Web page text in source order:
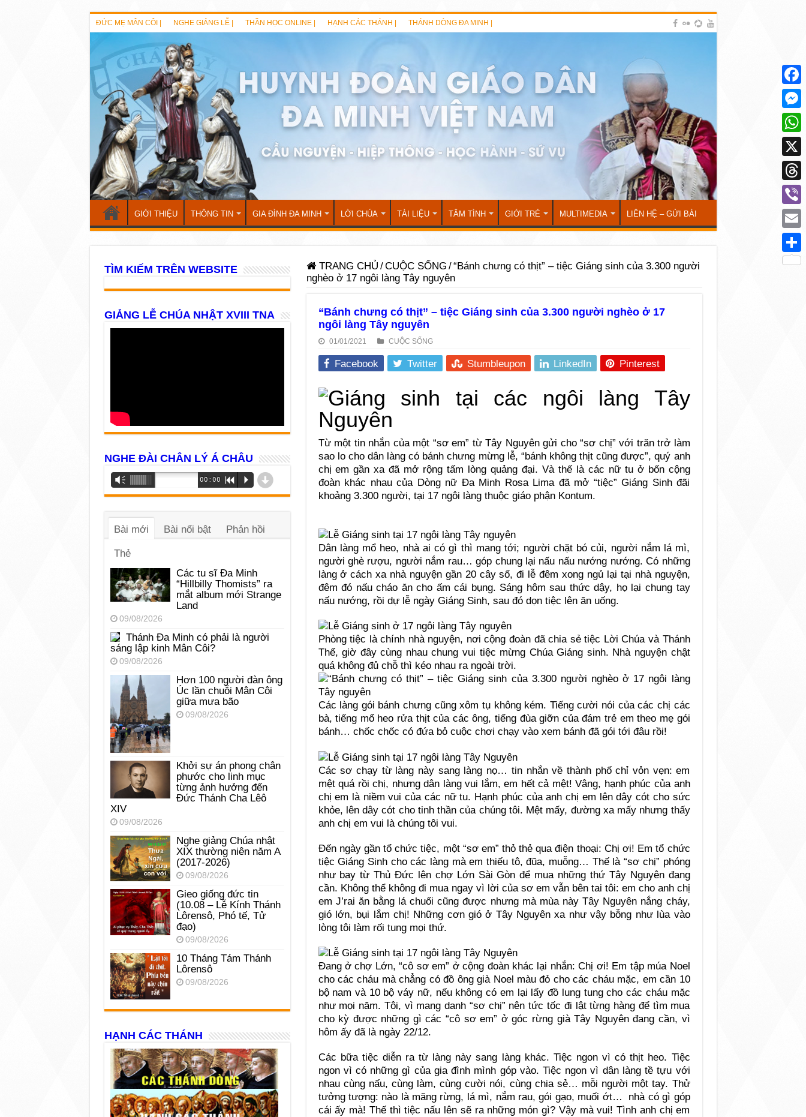
ĐỨC MẸ MÂN CÔI | NGHE GIẢNG LỄ | THẦN HỌC ONLINE | HẠNH CÁC THÁNH | THÁNH DÒNG ĐA MINH |
GIỚI THIỆU THÔNG TIN GIA ĐÌNH ĐA MINH LỜI CHÚA TÀI LIỆU TÂM TÌNH GIỚI TRẺ MULTIMEDIA LIÊN HỆ – GỬI BÀI
TRANG CHỦ /CUỘC SỐNG /“Bánh chưng có thịt” – tiệc Giáng sinh của 3.300 người
nghèo ở 17 ngôi làng Tây nguyên
“Bánh chưng có thịt” – tiệc Giáng sinh của 3.300 người nghèo ở 17
ngôi làng Tây nguyên
01/01/2021 CUỘC SỐNG
Facebook Twitter Stumbleupon LinkedIn Pinterest
Từ một tin nhắn của một “sơ em” từ Tây Nguyên gửi cho “sơ chị” với trăn trở làm
sao lo cho dân làng có bánh chưng mừng lễ, “bánh không thịt cũng được”, quý anh
chị em gần xa đã mở rộng tấm lòng quảng đại. Và thế là các nữ tu ở bốn cộng
đoàn khác nhau của Dòng nữ Đa Minh Rosa Lima đã mở “tiệc” Giáng Sinh đãi
khoảng 3.300 người, tại 17 ngôi làng thuộc giáo phận Kontum.
Dân làng mổ heo, nhà ai có gì thì mang tới; người chặt bó củi, người nắm lá mì,
người ghè rượu, người nắm rau… góp chung lại nấu nấu nướng nướng. Có những
làng ở cách xa nhà nguyện gần 20 cây số, đi lễ đêm xong ngủ lại tại nhà nguyện,
đêm đó nấu cháo ăn cho ấm cái bụng. Sáng hôm sau thức dậy, họ lại chung tay
nấu nướng, rồi dự lễ ngày Giáng Sinh, sau đó dọn tiệc lên ăn uống.
Phòng tiệc là chính nhà nguyện, nơi cộng đoàn đã chia sẻ tiệc Lời Chúa và Thánh
Thể, giờ đây cùng nhau chung vui tiệc mừng Chúa Giáng sinh. Nhà nguyện chật
quá không đủ chỗ thì kéo nhau ra ngoài trời.
Các làng gói bánh chưng cũng xôm tụ không kém. Tiếng cười nói của các chị các
bà, tiếng mổ heo rửa thịt của các ông, tiếng đùa giỡn của đám trẻ em theo mẹ gói
bánh… chốc chốc có đứa bỏ cuộc chơi chạy vào xem bánh đã gói tới đâu rồi!
Các sơ chạy từ làng này sang làng nọ… tin nhắn về thành phố chỉ vỏn vẹn: em
mệt quá rồi chị, nhưng dân làng vui lắm, em hết cả mệt! Vâng, hạnh phúc của anh
chị em là niềm vui của các nữ tu. Hạnh phúc của anh chị em lên dây cót cho sức
khỏe, lên dây cót cho tinh thần của chúng tôi. Mệt mấy, đường xa mấy nhưng thấy
anh chị em vui là chúng tôi vui.
Đến ngày gần tổ chức tiệc, một “sơ em” thỏ thẻ qua điện thoại: Chị ơi! Em tổ chức
tiệc Giáng Sinh cho các làng mà em thiếu tô, đũa, muỗng… Thế là “sơ chị” phóng
như bay từ Thủ Đức lên chợ Lớn Sài Gòn để mua những thứ Tây Nguyên đang
cần. Không thể không đi mua ngay vì lời của sơ em vẫn bên tai tôi: em cho anh chị
em J’rai ăn bằng lá chuối cũng được nhưng mà mùa này Tây Nguyên nắng cháy,
gió lớn, bụi lắm chị! Những cơn gió ở Tây Nguyên xa như vậy bỗng như lùa vào
lòng tôi làm rối tung mọi thứ.
Đang ở chợ Lớn, “cô sơ em” ở cộng đoàn khác lại nhắn: Chị ơi! Em tập múa Noel
cho các cháu mà chẳng có đồ ông già Noel màu đỏ cho các cháu mặc, em cần 10
bộ nam và 10 bộ váy nữ, nếu không có em lại lấy đồ lung tung cho các cháu mặc
như mọi năm. Tôi, vì mang danh “sơ chị” nên tức tốc đi lật từng hàng để tìm mua
cho kỳ được những gì các “cô sơ em” ở góc rừng già Tây Nguyên đang cần, vì
hôm ấy đã là ngày 22/12.
Các bữa tiệc diễn ra từ làng này sang làng khác. Tiệc ngon vì có thịt heo. Tiệc
ngon vì có những gì của gia đình mình góp vào. Tiệc ngon vì dân làng tề tựu với
nhau cùng nấu, cùng làm, cùng cười nói, cùng chia sẻ… mỗi người một tay. Thử
tưởng tượng: nào là măng rừng, lá mì, nắm rau, gói gạo, muối ớt… nhà có gì góp
cái ấy mà! Thế thì tiệc nấu lên sẽ ra những món gì? Vậy mà vui! Tình anh chị em
TÌM KIẾM TRÊN WEBSITE
GIẢNG LỄ CHÚA NHẬT XVIII TNA
NGHE ĐÀI CHÂN LÝ Á CHÂU
Trình
phát
âm
Vm 00:00 R P d
Bài mới Bài nổi bật Phản hồi
Thẻ
Các tu sĩ Đa Minh
“Hillbilly Thomists” ra
mắt album mới Strange
Land
09/08/2026
Thánh Đa Minh có phải là người
sáng lập kinh Mân Côi?
09/08/2026
Hơn 100 người đàn ông
Úc lần chuỗi Mân Côi
giữa mưa bão
09/08/2026
Khởi sự án phong chân
phước cho linh mục
từng ảnh hưởng đến
Đức Thánh Cha Lêô
XIV
09/08/2026
Nghe giảng Chúa nhật
XIX thường niên năm A
(2017-2026)
09/08/2026
Gieo giống đức tin
(10.08 – Lễ Kính Thánh
Lôrensô, Phó tế, Tử
đạo)
09/08/2026
10 Tháng Tám Thánh
Lôrensô
09/08/2026
HẠNH CÁC THÁNH
X
Viber